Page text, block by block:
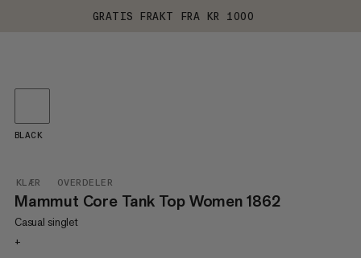
GRATIS FRAKT FRA KR 1000
KLÆR OVERDELER
Mammut Core Tank Top Women 1862
Casual singlet
+
BLACK